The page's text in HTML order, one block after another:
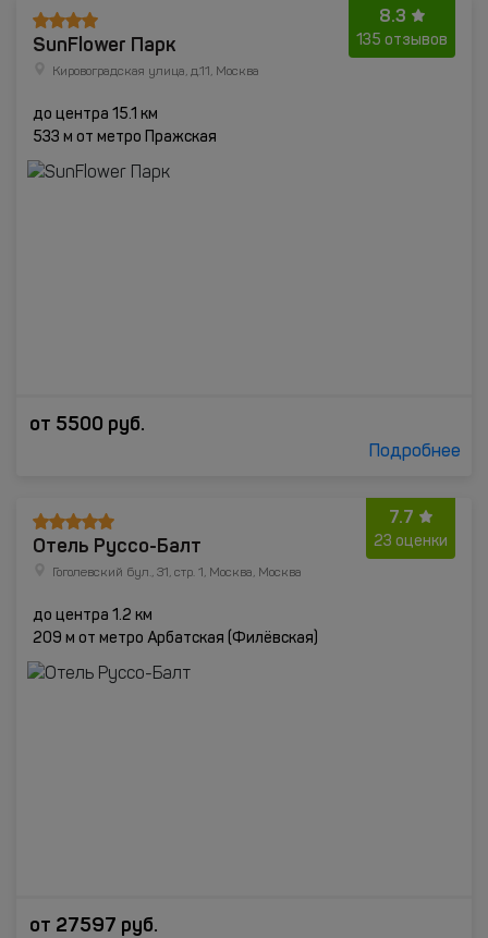
8.3
135 отзывов
SunFlower Парк
Кировоградская улица, д.11, Москва
до центра 15.1 км
533 м от метро Пражская
от 5500 руб.
Подробнее
7.7
23 оценки
Отель Руссо-Балт
Гоголевский бул., 31, стр. 1, Москва, Москва
до центра 1.2 км
209 м от метро Арбатская (Филёвская)
от 27597 руб.